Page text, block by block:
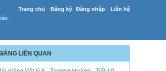
Trang chủ Đăng ký Đăng nhập Liên hệ
LIÊN QUAN